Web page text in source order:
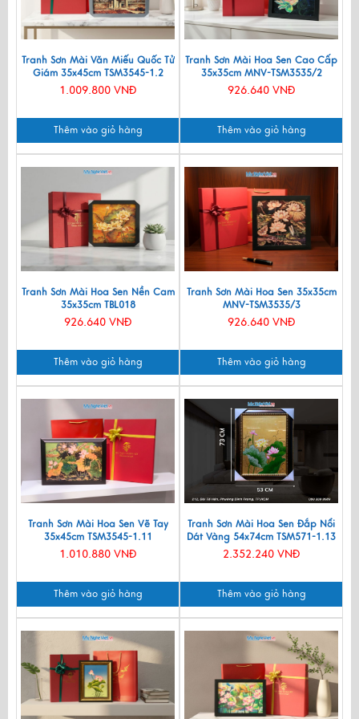
Tranh Sơn Mài Văn Miếu Quốc Tử
Giám 35x45cm TSM3545-1.2
1.009.800 VNĐ
Thêm vào giỏ hàng
Tranh Sơn Mài Hoa Sen Cao Cấp
35x35cm MNV-TSM3535/2
926.640 VNĐ
Thêm vào giỏ hàng
Tranh Sơn Mài Hoa Sen Nền Cam
35x35cm TBL018
926.640 VNĐ
Thêm vào giỏ hàng
Tranh Sơn Mài Hoa Sen 35x35cm
MNV-TSM3535/3
926.640 VNĐ
Thêm vào giỏ hàng
Tranh Sơn Mài Hoa Sen Vẽ Tay
35x45cm TSM3545-1.11
1.010.880 VNĐ
Thêm vào giỏ hàng
Tranh Sơn Mài Hoa Sen Đắp Nổi
Dát Vàng 54x74cm TSM571-1.13
2.352.240 VNĐ
Thêm vào giỏ hàng